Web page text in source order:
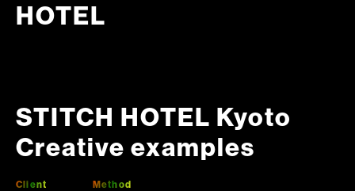
HOTEL
STITCH HOTEL Kyoto
Creative examples
Client
Method